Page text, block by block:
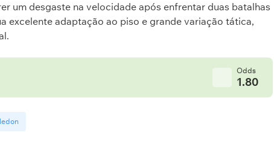
um desgaste na velocidade após enfrentar duas batalhas
excelente adaptação ao piso e grande variação tática,
Odds
1.80